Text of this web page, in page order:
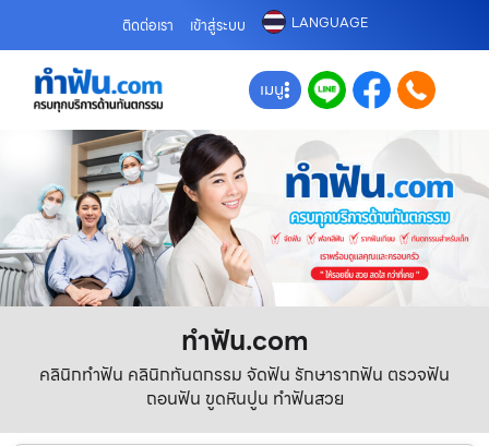
ติดต่อเรา เข้าสู่ระบบ LANGUAGE
เมนู
ทําฟัน.com
คลินิกทำฟัน คลินิกทันตกรรม จัดฟัน รักษารากฟัน ตรวจฟัน
ถอนฟัน ขูดหินปูน ทำฟันสวย